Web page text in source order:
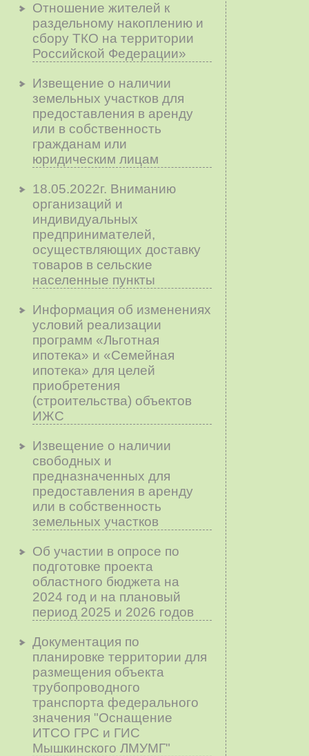
Отношение жителей к
раздельному накоплению и
сбору ТКО на территории
Российской Федерации»
Извещение о наличии
земельных участков для
предоставления в аренду
или в собственность
гражданам или
юридическим лицам
18.05.2022г. Вниманию
организаций и
индивидуальных
предпринимателей,
осуществляющих доставку
товаров в сельские
населенные пункты
Информация об изменениях
условий реализации
программ «Льготная
ипотека» и «Семейная
ипотека» для целей
приобретения
(строительства) объектов
ИЖС
Извещение о наличии
свободных и
предназначенных для
предоставления в аренду
или в собственность
земельных участков
Об участии в опросе по
подготовке проекта
областного бюджета на
2024 год и на плановый
период 2025 и 2026 годов
Документация по
планировке территории для
размещения объекта
трубопроводного
транспорта федерального
значения "Оснащение
ИТСО ГРС и ГИС
Мышкинского ЛМУМГ"